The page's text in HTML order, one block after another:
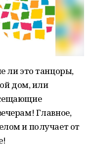
ли это танцоры,
дом, или
Главное,
и получает от